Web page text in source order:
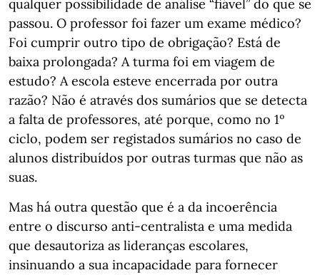
qualquer possibilidade de análise “fiável” do que se
passou. O professor foi fazer um exame médico?
Foi cumprir outro tipo de obrigação? Está de
baixa prolongada? A turma foi em viagem de
estudo? A escola esteve encerrada por outra
razão? Não é através dos sumários que se detecta
a falta de professores, até porque, como no 1º
ciclo, podem ser registados sumários no caso de
alunos distribuídos por outras turmas que não as
suas.
Mas há outra questão que é a da incoerência
entre o discurso anti-centralista e uma medida
que desautoriza as lideranças escolares,
insinuando a sua incapacidade para fornecer